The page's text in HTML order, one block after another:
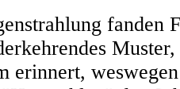
fanden
erinnert,